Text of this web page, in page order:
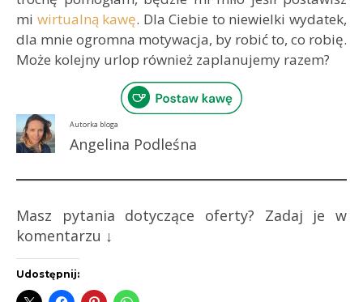
mi wirtualną kawę. Dla Ciebie to niewielki wydatek,
dla mnie ogromna motywacja, by robić to, co robię.
Może kolejny urlop również zaplanujemy razem?
Autorka bloga
Angelina Podleśna
Masz pytania dotyczące oferty? Zadaj je w
komentarzu ↓
Udostępnij: